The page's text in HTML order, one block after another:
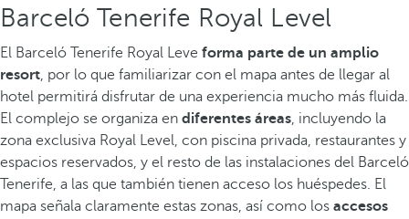
Barceló Tenerife Royal Level
El Barceló Tenerife Royal Leve forma parte de un amplio
resort, por lo que familiarizar con el mapa antes de llegar al
hotel permitirá disfrutar de una experiencia mucho más fluida.
El complejo se organiza en diferentes áreas, incluyendo la
zona exclusiva Royal Level, con piscina privada, restaurantes y
espacios reservados, y el resto de las instalaciones del Barceló
Tenerife, a las que también tienen acceso los huéspedes. El
mapa señala claramente estas zonas, así como los accesos